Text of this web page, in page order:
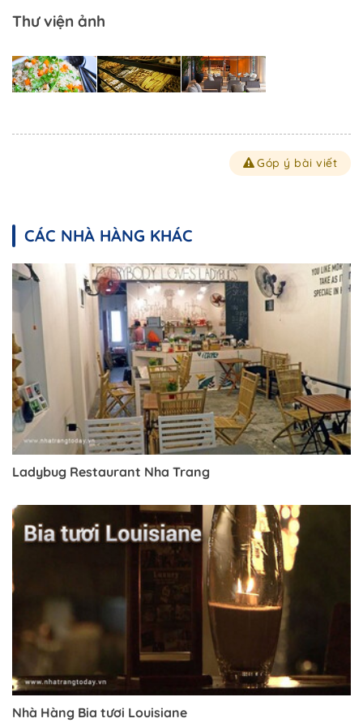
Thư viện ảnh
Góp ý bài viết
CÁC NHÀ HÀNG KHÁC
Ladybug Restaurant Nha Trang
Nhà Hàng Bia tươi Louisiane